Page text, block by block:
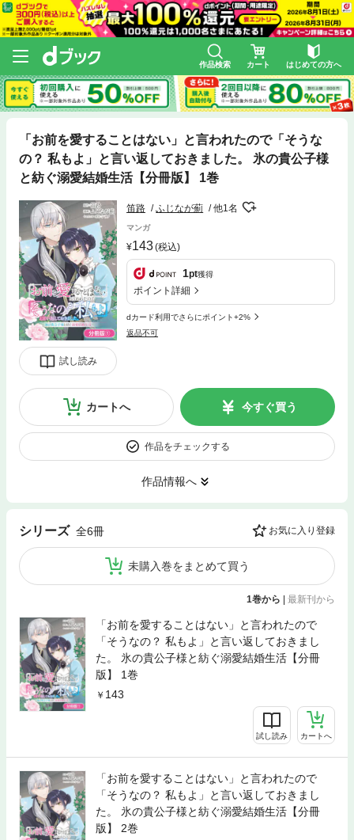
作品検索 カート はじめての方へ
「お前を愛することはない」と言われたので「そうな
の？ 私もよ」と言い返しておきました。 氷の貴公子様
と紡ぐ溺愛結婚生活【分冊版】 1巻
試し読み
笛路 ふじなが薊 他1名
マンガ
143(税込)
1pt獲得
ポイント詳細
dカード利用でさらにポイント+2%
返品不可
カートへ 今すぐ買う
作品をチェックする
作品情報へ
シリーズ 全6冊 お気に入り登録
未購入巻をまとめて買う
1巻から | 最新刊から
「お前を愛することはない」と言われたので
「そうなの？ 私もよ」と言い返しておきまし
た。 氷の貴公子様と紡ぐ溺愛結婚生活【分冊
版】 1巻
143
試し読み カートへ
「お前を愛することはない」と言われたので
「そうなの？ 私もよ」と言い返しておきまし
た。 氷の貴公子様と紡ぐ溺愛結婚生活【分冊
版】 2巻